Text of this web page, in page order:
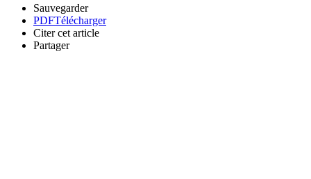
Sauvegarder
PDFTélécharger
Citer cet article
Partager